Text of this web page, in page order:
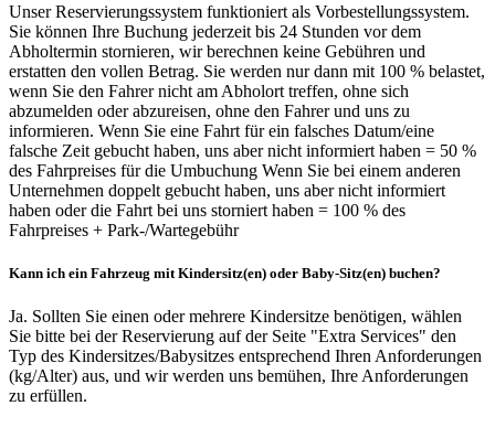
Unser Reservierungssystem funktioniert als Vorbestellungssystem.
Sie können Ihre Buchung jederzeit bis 24 Stunden vor dem
Abholtermin stornieren, wir berechnen keine Gebühren und
erstatten den vollen Betrag. Sie werden nur dann mit 100 % belastet,
wenn Sie den Fahrer nicht am Abholort treffen, ohne sich
abzumelden oder abzureisen, ohne den Fahrer und uns zu
informieren. Wenn Sie eine Fahrt für ein falsches Datum/eine
falsche Zeit gebucht haben, uns aber nicht informiert haben = 50 %
des Fahrpreises für die Umbuchung Wenn Sie bei einem anderen
Unternehmen doppelt gebucht haben, uns aber nicht informiert
haben oder die Fahrt bei uns storniert haben = 100 % des
Fahrpreises + Park-/Wartegebühr
Kann ich ein Fahrzeug mit Kindersitz(en) oder Baby-Sitz(en) buchen?
Ja. Sollten Sie einen oder mehrere Kindersitze benötigen, wählen
Sie bitte bei der Reservierung auf der Seite "Extra Services" den
Typ des Kindersitzes/Babysitzes entsprechend Ihren Anforderungen
(kg/Alter) aus, und wir werden uns bemühen, Ihre Anforderungen
zu erfüllen.